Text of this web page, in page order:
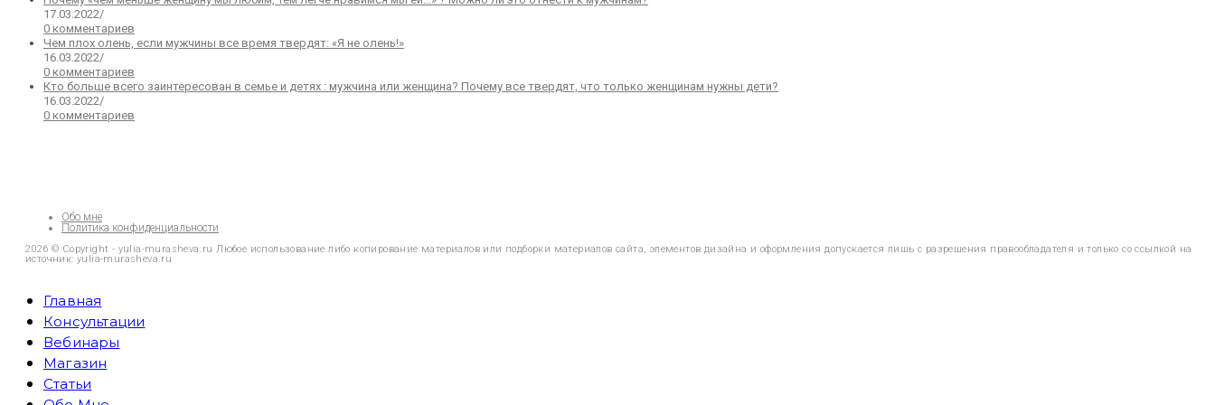
17.03.2022/
0 комментариев
Чем плох олень, если мужчины все время твердят: «Я не олень!»
16.03.2022/
0 комментариев
Кто больше всего заинтересован в семье и детях : мужчина или женщина? Почему все твердят, что только женщинам нужны дети?
16.03.2022/
0 комментариев
Обо мне
Политика конфиденциальности
2026 © Copyright - yulia-murasheva.ru Любое использование либо копирование материалов или подборки материалов сайта, элементов дизайна и оформления допускается лишь с разрешения правообладателя и только со ссылкой на
источник: yulia-murasheva.ru
Главная
Консультации
Вебинары
Магазин
Статьи